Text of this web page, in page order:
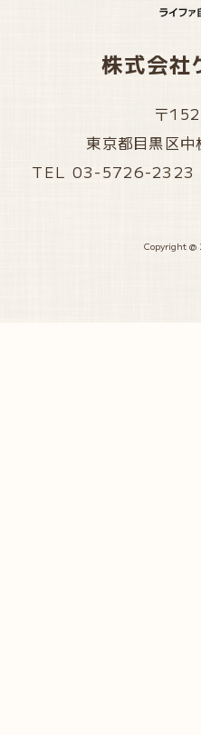
株式会社
〒
東京都目黒区
TEL 03-5726-
Copyright @